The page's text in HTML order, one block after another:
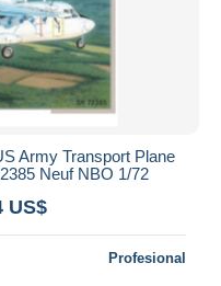
Army Transport Plane
Neuf NBO 1/72
US$
Profesional